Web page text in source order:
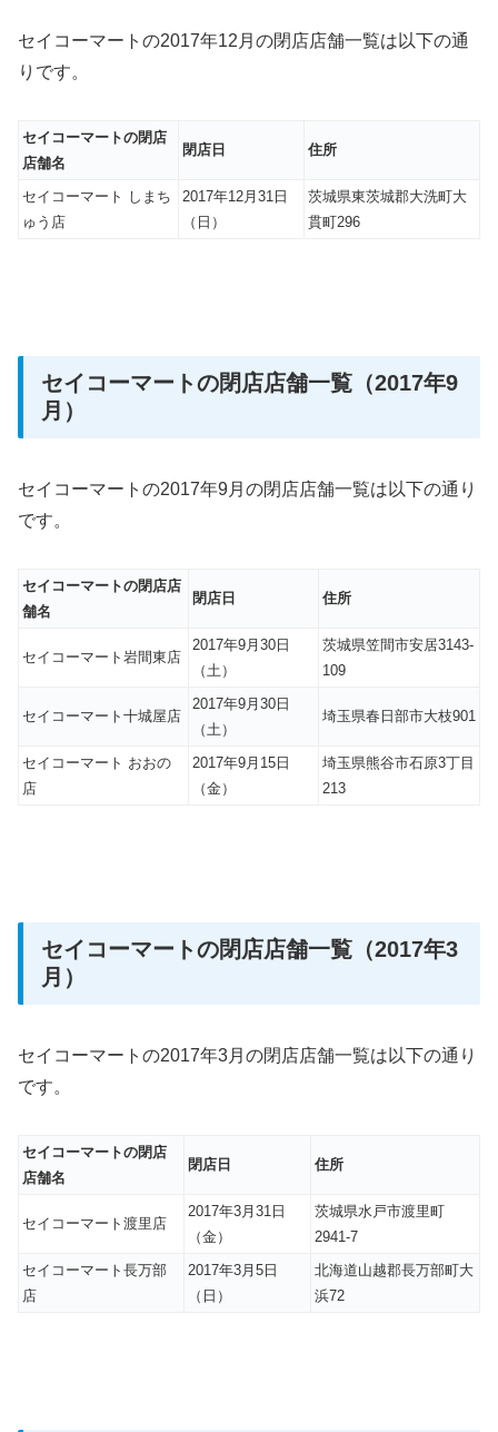
セイコーマートの2017年12月の閉店店舗一覧は以下の通
りです。
セイコーマートの閉店
店舗名
閉店日 住所
セイコーマート しまち
ゅう店
2017年12月31日
（日）
茨城県東茨城郡大洗町大
貫町296
セイコーマートの閉店店舗一覧（2017年9
月）
セイコーマートの2017年9月の閉店店舗一覧は以下の通り
です。
セイコーマートの閉店店
舗名
閉店日 住所
セイコーマート岩間東店
2017年9月30日
（土）
茨城県笠間市安居3143-
109
セイコーマート十城屋店
2017年9月30日
（土）
埼玉県春日部市大枝901
セイコーマート おおの
店
2017年9月15日
（金）
埼玉県熊谷市石原3丁目
213
セイコーマートの閉店店舗一覧（2017年3
月）
セイコーマートの2017年3月の閉店店舗一覧は以下の通り
です。
セイコーマートの閉店
店舗名
閉店日 住所
セイコーマート渡里店
2017年3月31日
（金）
茨城県水戸市渡里町
2941-7
セイコーマート長万部
店
2017年3月5日
（日）
北海道山越郡長万部町大
浜72